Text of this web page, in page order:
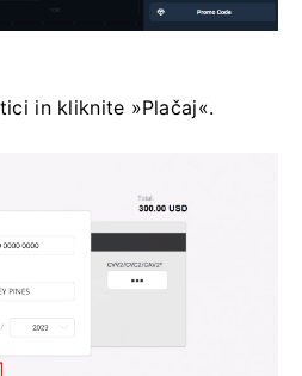
in kliknite »Plačaj«.